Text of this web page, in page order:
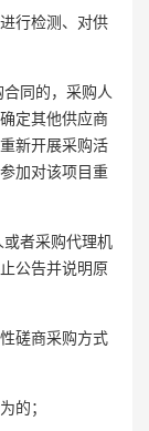
行检测、对供
同的，采购人
定其他供应商
新开展采购活
加对该项目重
者采购代理机
公告并说明原
磋商采购方式
的；